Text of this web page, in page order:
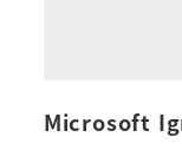
Microsoft